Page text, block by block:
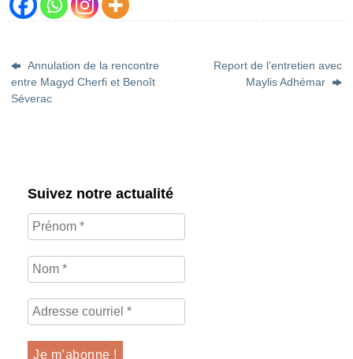
Annulation de la rencontre
entre Magyd Cherfi et Benoît
Séverac
Report de l’entretien avec
Maylis Adhémar
Suivez notre actualité